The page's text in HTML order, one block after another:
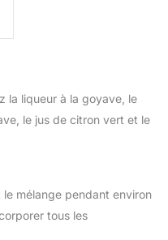
la liqueur à la goyave, le
le jus de citron vert et le
mélange pendant environ
tous les